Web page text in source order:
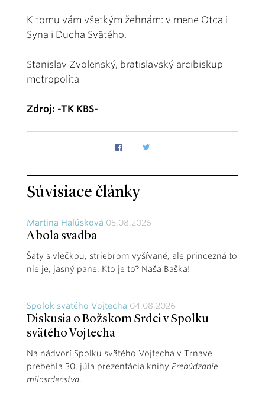
K tomu vám všetkým žehnám: v mene Otca i
Syna i Ducha Svätého.
Stanislav Zvolenský, bratislavský arcibiskup
metropolita
Zdroj: -TK KBS-
Súvisiace články
Martina Halúsková 05.08.2026
A bola svadba
Šaty s vlečkou, striebrom vyšívané, ale princezná to
nie je, jasný pane. Kto je to? Naša Baška!
Spolok svätého Vojtecha 04.08.2026
Diskusia o Božskom Srdci v Spolku
svätého Vojtecha
Na nádvorí Spolku svätého Vojtecha v Trnave
prebehla 30. júla prezentácia knihy Prebúdzanie
milosrdenstva.